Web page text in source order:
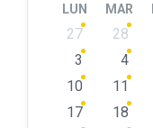
LUN MAR
Skip
calendar
27 28
3
4
10
11
17
18